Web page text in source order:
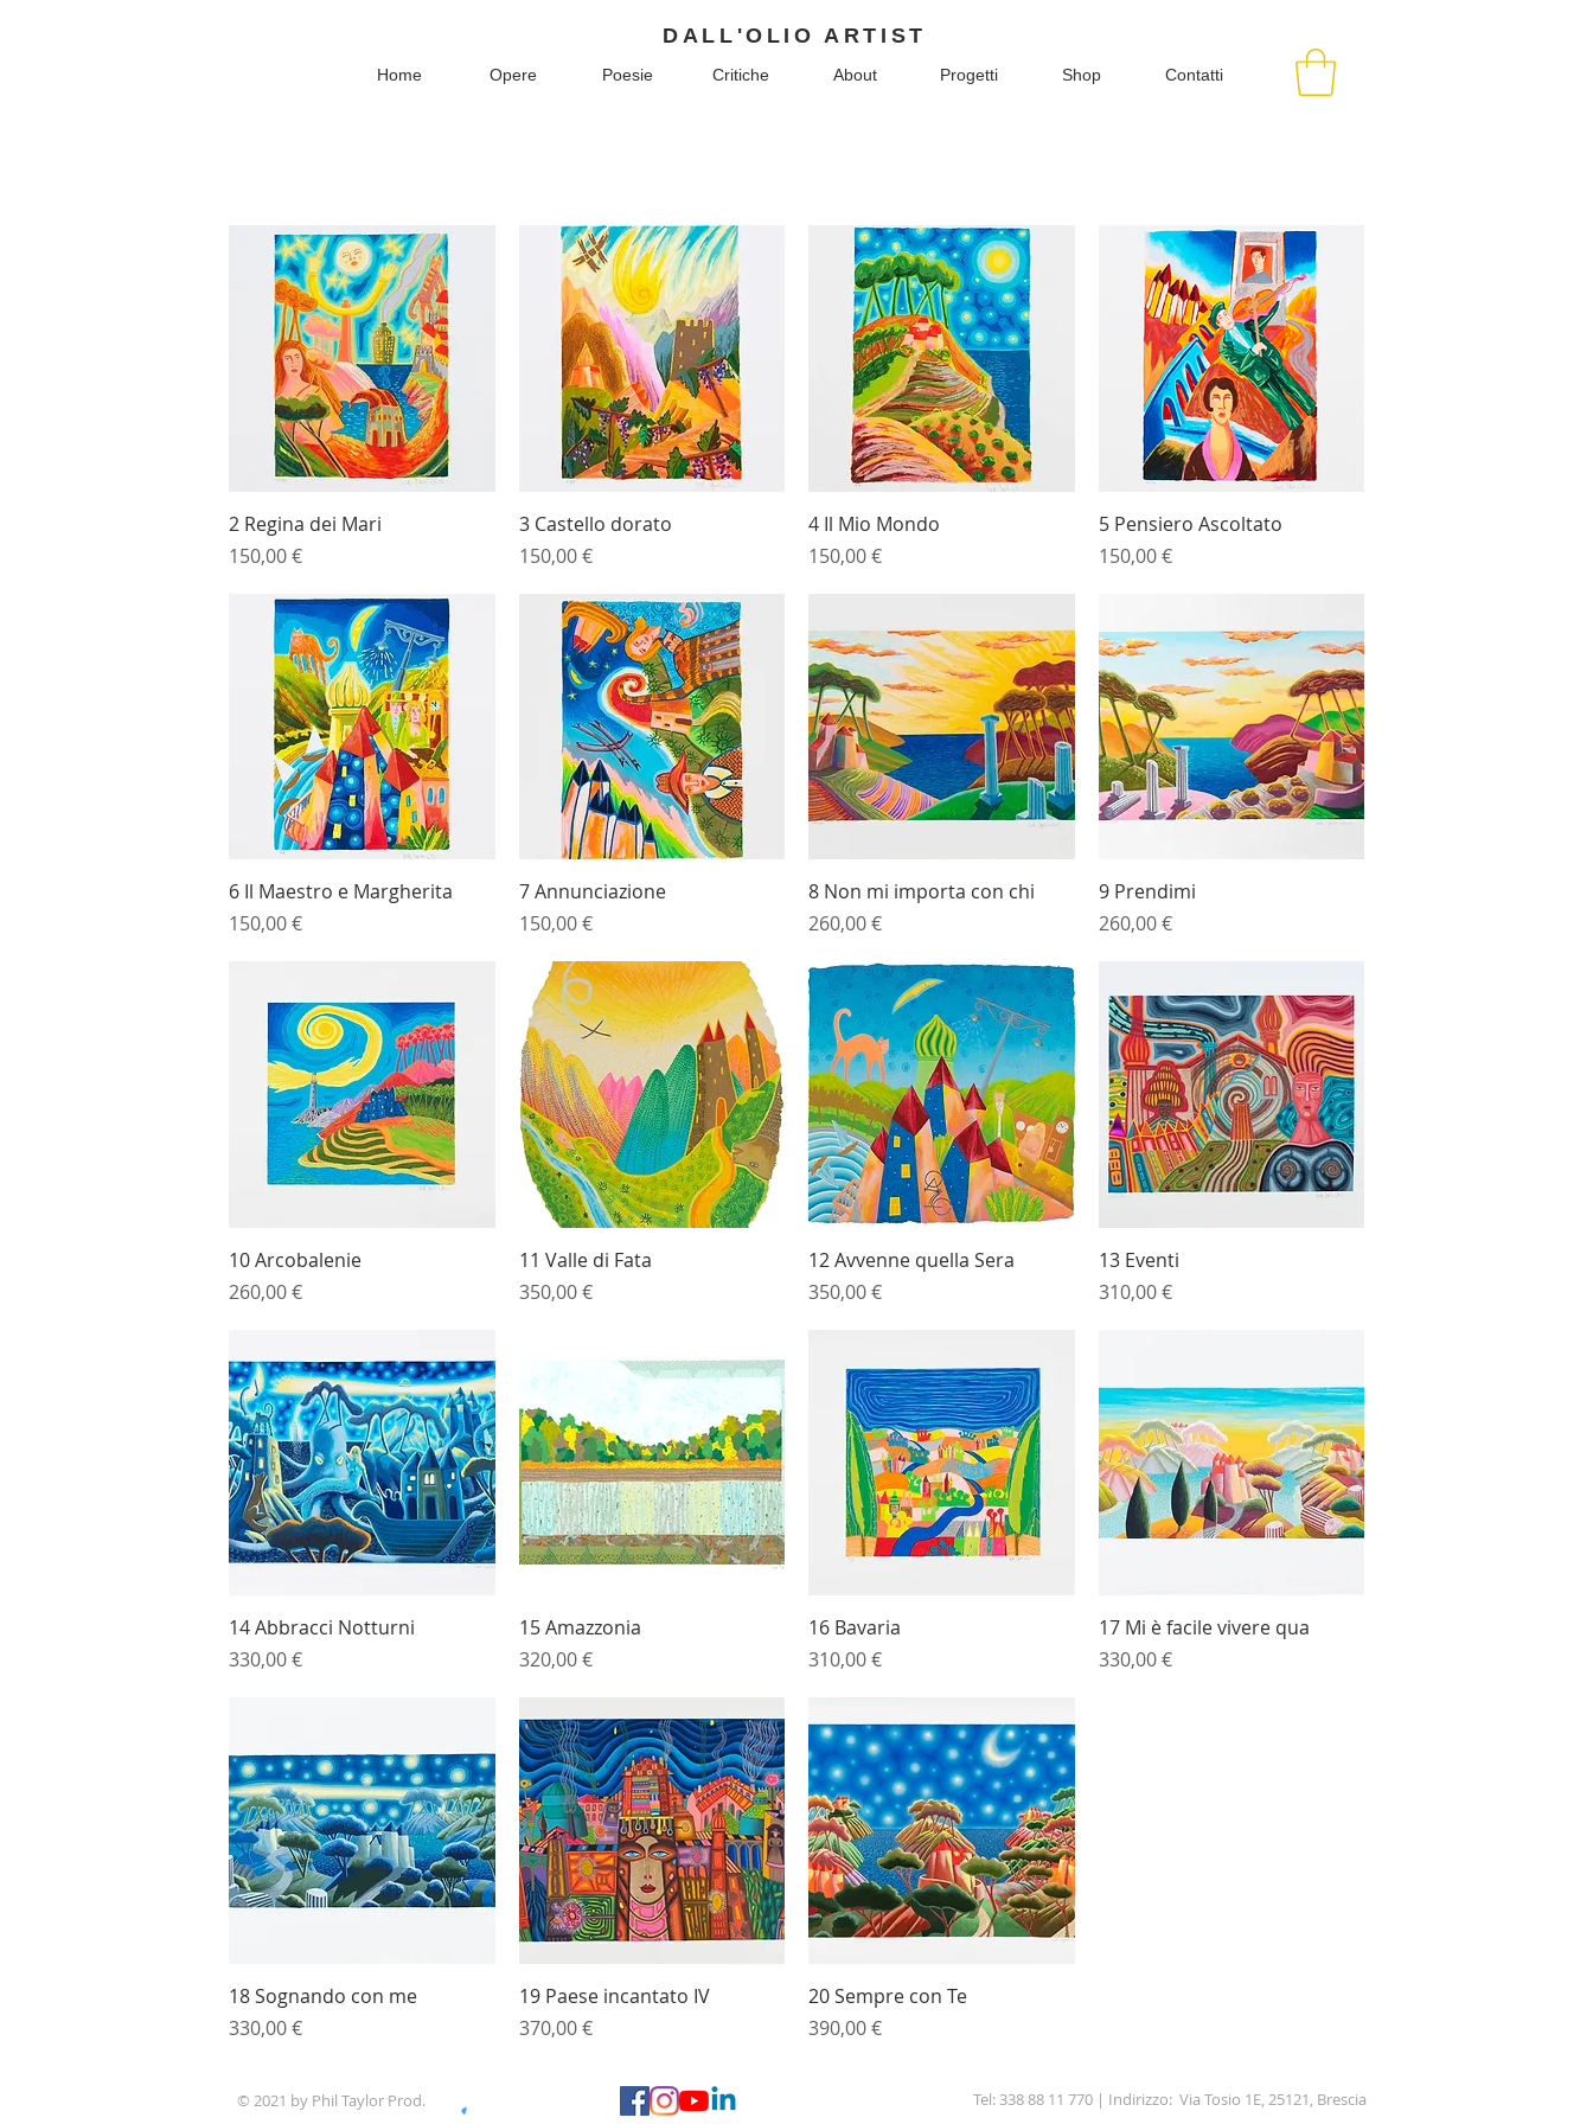
DALL'OLIO ARTIST
Home Opere Poesie Critiche About Progetti Shop Contatti
Vista rapida
2 Regina dei Mari
Prezzo
150,00 €
Vista rapida
3 Castello dorato
Prezzo
150,00 €
Vista rapida
4 Il Mio Mondo
Prezzo
150,00 €
Vista rapida
5 Pensiero Ascoltato
Prezzo
150,00 €
Vista rapida
6 Il Maestro e Margherita
Prezzo
150,00 €
Vista rapida
7 Annunciazione
Prezzo
150,00 €
Vista rapida
8 Non mi importa con chi
Prezzo
260,00 €
Vista rapida
9 Prendimi
Prezzo
260,00 €
Vista rapida
10 Arcobalenie
Prezzo
260,00 €
Vista rapida
11 Valle di Fata
Prezzo
350,00 €
Vista rapida
12 Avvenne quella Sera
Prezzo
350,00 €
13 Eventi
Prezzo
310,00 €
Vista rapida
14 Abbracci Notturni
Prezzo
330,00 €
Vista rapida
15 Amazzonia
Prezzo
320,00 €
Vista rapida
16 Bavaria
Prezzo
310,00 €
Vista rapida
17 Mi è facile vivere qua
Prezzo
330,00 €
Vista rapida
18 Sognando con me
Prezzo
330,00 €
Vista rapida
19 Paese incantato IV
Prezzo
370,00 €
Vista rapida
20 Sempre con Te
Prezzo
390,00 €
© 2021 by Phil Taylor Prod. Tel: 338 88 11 770 | Indirizzo: Via Tosio 1E, 25121, Brescia